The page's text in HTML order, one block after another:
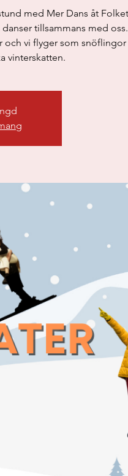
med Mer Dans åt
tillsammans med
och vi flyger som snöflingor
vinterskatten.